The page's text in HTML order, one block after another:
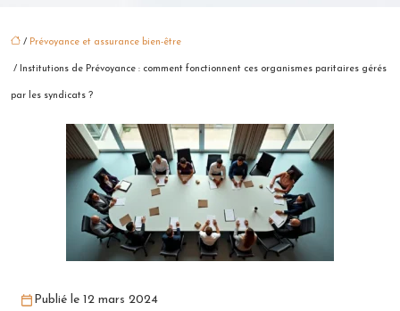
/ Prévoyance et assurance bien-être
/ Institutions de Prévoyance : comment fonctionnent ces organismes paritaires gérés
par les syndicats ?
Publié le 12 mars 2024